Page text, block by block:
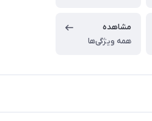
مشاهده
همه ویژگی‌ها